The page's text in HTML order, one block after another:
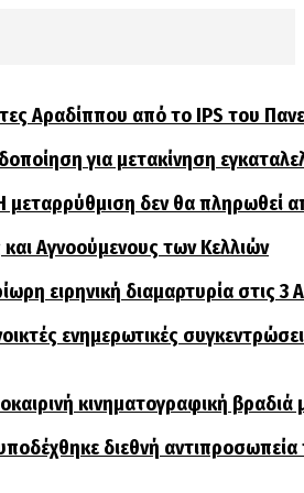
Αραδίππου από το IPS του
για μετακίνηση
δεν θα πληρωθεί
Αγνοούμενους των Κελλιών
ειρηνική διαμαρτυρία στις 3
ενημερωτικές
κινηματογραφική
διεθνή